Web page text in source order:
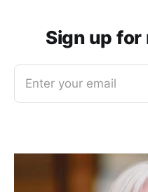
Sign up for
Enter your email